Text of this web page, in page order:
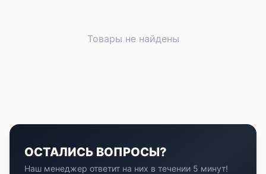
Товары не найдены
ОСТАЛИСЬ ВОПРОСЫ?
Наш менеджер ответит на них в течении 5 минут!